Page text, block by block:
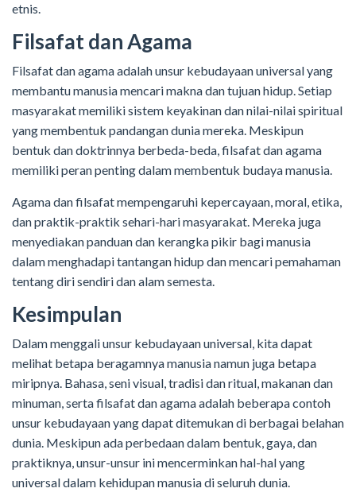
etnis.
Filsafat dan Agama
Filsafat dan agama adalah unsur kebudayaan universal yang
membantu manusia mencari makna dan tujuan hidup. Setiap
masyarakat memiliki sistem keyakinan dan nilai-nilai spiritual
yang membentuk pandangan dunia mereka. Meskipun
bentuk dan doktrinnya berbeda-beda, filsafat dan agama
memiliki peran penting dalam membentuk budaya manusia.
Agama dan filsafat mempengaruhi kepercayaan, moral, etika,
dan praktik-praktik sehari-hari masyarakat. Mereka juga
menyediakan panduan dan kerangka pikir bagi manusia
dalam menghadapi tantangan hidup dan mencari pemahaman
tentang diri sendiri dan alam semesta.
Kesimpulan
Dalam menggali unsur kebudayaan universal, kita dapat
melihat betapa beragamnya manusia namun juga betapa
miripnya. Bahasa, seni visual, tradisi dan ritual, makanan dan
minuman, serta filsafat dan agama adalah beberapa contoh
unsur kebudayaan yang dapat ditemukan di berbagai belahan
dunia. Meskipun ada perbedaan dalam bentuk, gaya, dan
praktiknya, unsur-unsur ini mencerminkan hal-hal yang
universal dalam kehidupan manusia di seluruh dunia.